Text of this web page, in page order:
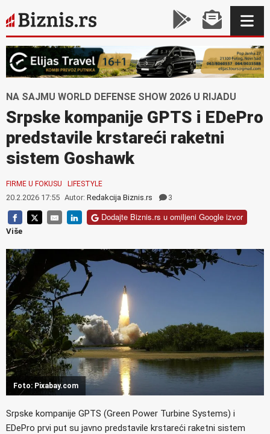
NA SAJMU WORLD DEFENSE SHOW 2026 U RIJADU
Srpske kompanije GPTS i EDePro
predstavile krstareći raketni
sistem Goshawk
FIRME U FOKUSU LIFESTYLE
20.2.2026 17:55 Autor: Redakcija Biznis.rs 3
Dodajte Biznis.rs u omiljeni Google izvor
Više
Foto: Pixabay.com
Srpske kompanije GPTS (Green Power Turbine Systems) i
EDePro prvi put su javno predstavile krstareći raketni sistem